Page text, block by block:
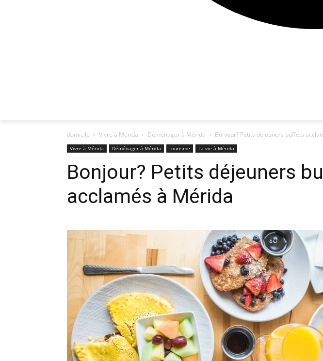
domicile Vivre à Mérida Déménager à Mérida Bonjour? Petits déjeuners buffets
Vivre à Mérida Déménager à Mérida tourisme La vie à Mérida
Bonjour? Petits déjeuners
acclamés à Mérida